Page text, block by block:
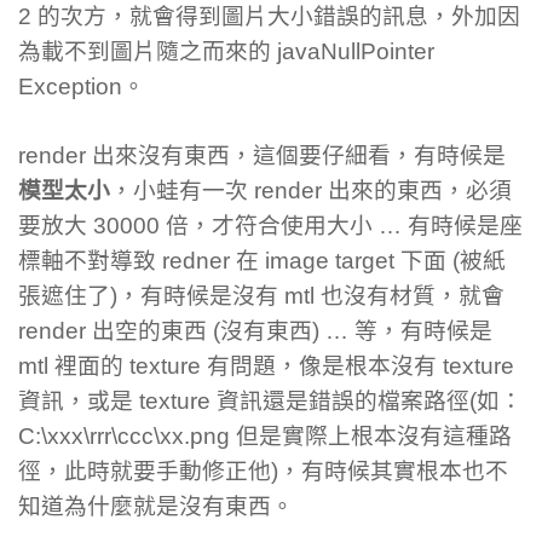
2 的次方，就會得到圖片大小錯誤的訊息，外加因
為載不到圖片隨之而來的 javaNullPointer
Exception。
render 出來沒有東西，這個要仔細看，有時候是
模型太小 ，小蛙有一次 render 出來的東西，必須
要放大 30000 倍，才符合使用大小 … 有時候是座
標軸不對導致 redner 在 image target 下面 (被紙
張遮住了)，有時候是沒有 mtl 也沒有材質，就會
render 出空的東西 (沒有東西) … 等，有時候是
mtl 裡面的 texture 有問題，像是根本沒有 texture
資訊，或是 texture 資訊還是錯誤的檔案路徑(如：
C:\xxx\rrr\ccc\xx.png 但是實際上根本沒有這種路
徑，此時就要手動修正他)，有時候其實根本也不
知道為什麼就是沒有東西。